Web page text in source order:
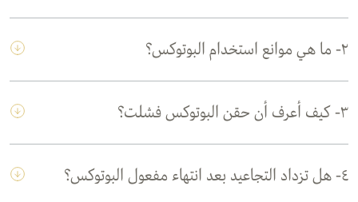
٢- ما هي موانع استخدام البوتوكس؟
٣- كيف أعرف أن حقن البوتوكس فشلت؟
٤- هل تزداد التجاعيد بعد انتهاء مفعول البوتوكس؟